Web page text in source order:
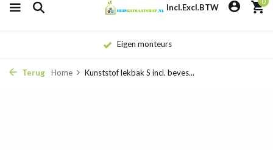
Incl.Excl.BTW
Eigen monteurs
Terug Home Kunststof lekbak S incl. beves...